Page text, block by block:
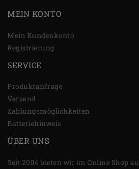
MEIN KONTO
Mein Kundenkonto
Registrierung
SERVICE
Produktanfrage
Versand
Zahlungsmöglichkeiten
Batteriehinweis
ÜBER UNS
Seit 2004 bieten wir im Online Shop